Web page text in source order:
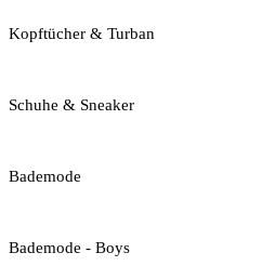
Kopftücher & Turban
Schuhe & Sneaker
Bademode
Bademode - Boys